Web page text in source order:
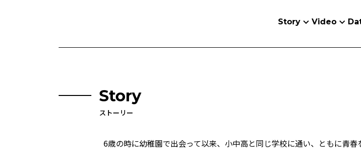
Story Video
Story
ストーリー
6歳の時に幼稚園で出会って以来、小中高と同じ学校に通い、ともに青